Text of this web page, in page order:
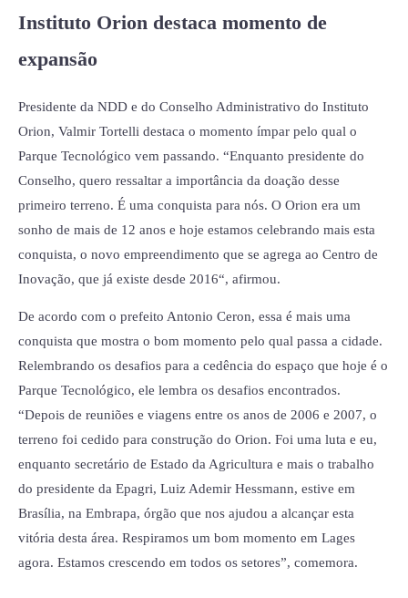
Instituto Orion destaca momento de
expansão
Presidente da NDD e do Conselho Administrativo do Instituto
Orion, Valmir Tortelli destaca o momento ímpar pelo qual o
Parque Tecnológico vem passando. “Enquanto presidente do
Conselho, quero ressaltar a importância da doação desse
primeiro terreno. É uma conquista para nós. O Orion era um
sonho de mais de 12 anos e hoje estamos celebrando mais esta
conquista, o novo empreendimento que se agrega ao Centro de
Inovação, que já existe desde 2016“, afirmou.
De acordo com o prefeito Antonio Ceron, essa é mais uma
conquista que mostra o bom momento pelo qual passa a cidade.
Relembrando os desafios para a cedência do espaço que hoje é o
Parque Tecnológico, ele lembra os desafios encontrados.
“Depois de reuniões e viagens entre os anos de 2006 e 2007, o
terreno foi cedido para construção do Orion. Foi uma luta e eu,
enquanto secretário de Estado da Agricultura e mais o trabalho
do presidente da Epagri, Luiz Ademir Hessmann, estive em
Brasília, na Embrapa, órgão que nos ajudou a alcançar esta
vitória desta área. Respiramos um bom momento em Lages
agora. Estamos crescendo em todos os setores”, comemora.